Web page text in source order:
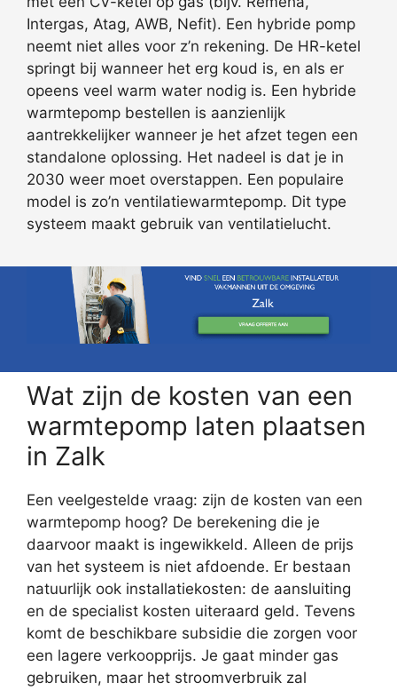
Intergas, Atag, AWB, Nefit). Een hybride pomp
neemt niet alles voor z’n rekening. De HR-ketel
springt bij wanneer het erg koud is, en als er
opeens veel warm water nodig is. Een hybride
warmtepomp bestellen is aanzienlijk
aantrekkelijker wanneer je het afzet tegen een
standalone oplossing. Het nadeel is dat je in
2030 weer moet overstappen. Een populaire
model is zo’n ventilatiewarmtepomp. Dit type
systeem maakt gebruik van ventilatielucht.
Wat zijn de kosten van een
warmtepomp laten plaatsen
in Zalk
Een veelgestelde vraag: zijn de kosten van een
warmtepomp hoog? De berekening die je
daarvoor maakt is ingewikkeld. Alleen de prijs
van het systeem is niet afdoende. Er bestaan
natuurlijk ook installatiekosten: de aansluiting
en de specialist kosten uiteraard geld. Tevens
komt de beschikbare subsidie die zorgen voor
een lagere verkoopprijs. Je gaat minder gas
gebruiken, maar het stroomverbruik zal